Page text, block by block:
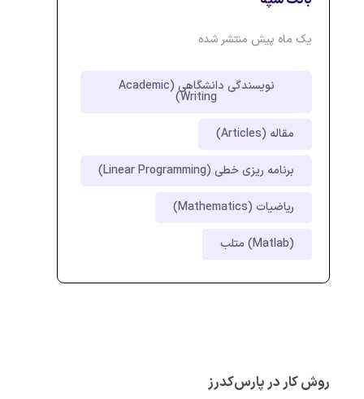
یک ماه پیش منتشر شده
نویسندگی دانشگاهی (Academic
Writing)
مقاله (Articles)
برنامه ریزی خطی (Linear Programming)
ریاضیات (Mathematics)
متلب (Matlab)
روش کار در پارس‌کدرز